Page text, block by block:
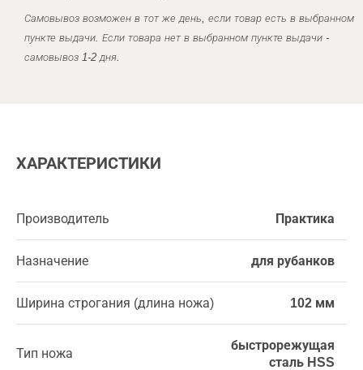
Самовывоз возможен в тот же день, если товар есть в выбранном
пункте выдачи. Если товара нет в выбранном пункте выдачи -
самовывоз 1-2 дня.
ХАРАКТЕРИСТИКИ
Производитель Практика
Назначение для рубанков
Ширина строгания (длина ножа) 102 мм
Тип ножа
быстрорежущая
сталь HSS